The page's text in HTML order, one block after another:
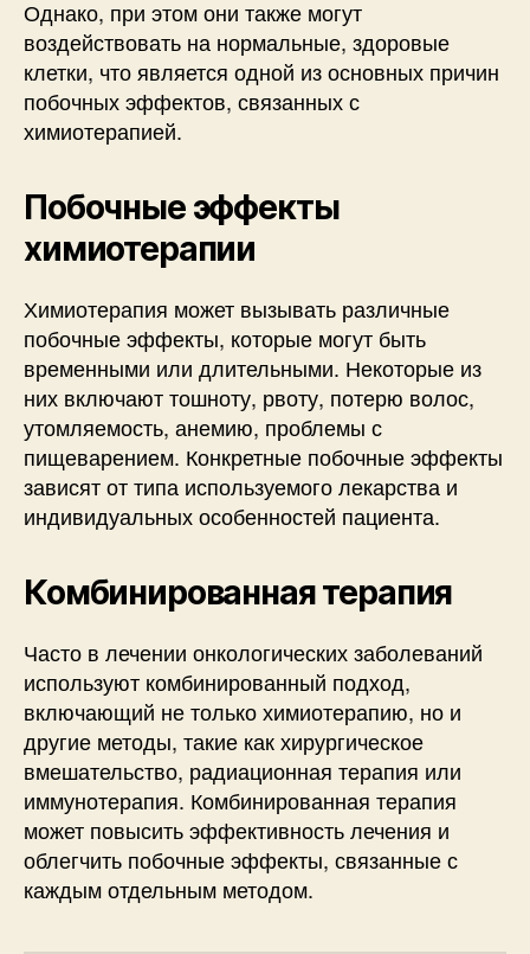
Однако, при этом они также могут
воздействовать на нормальные, здоровые
клетки, что является одной из основных причин
побочных эффектов, связанных с
химиотерапией.
Побочные эффекты
химиотерапии
Химиотерапия может вызывать различные
побочные эффекты, которые могут быть
временными или длительными. Некоторые из
них включают тошноту, рвоту, потерю волос,
утомляемость, анемию, проблемы с
пищеварением. Конкретные побочные эффекты
зависят от типа используемого лекарства и
индивидуальных особенностей пациента.
Комбинированная терапия
Часто в лечении онкологических заболеваний
используют комбинированный подход,
включающий не только химиотерапию, но и
другие методы, такие как хирургическое
вмешательство, радиационная терапия или
иммунотерапия. Комбинированная терапия
может повысить эффективность лечения и
облегчить побочные эффекты, связанные с
каждым отдельным методом.